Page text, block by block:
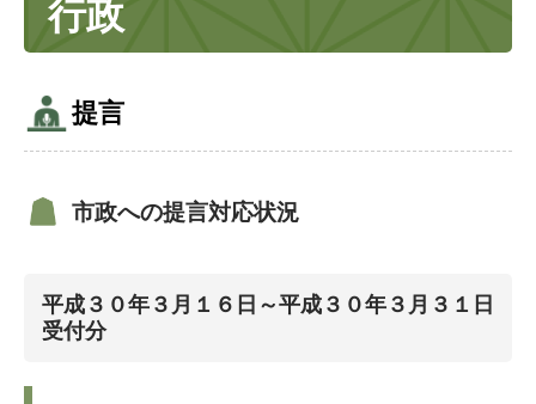
行政
提言
市政への提言対応状況
平成３０年３月１６日～平成３０年３月３１日
受付分